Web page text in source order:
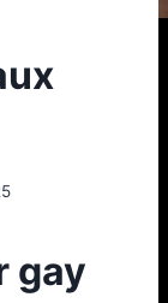
gay